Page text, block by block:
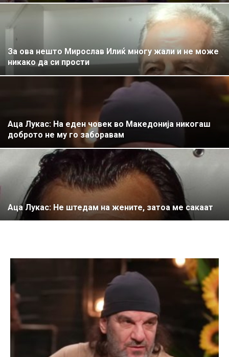
За ова нешто Мирослав Илиќ многу жали и не може
никако да си прости
Аца Лукас: На еден човек во Македонија никогаш
доброто не му го заборавам
Аца Лукас: Не штедам на жените, затоа ме сакаат